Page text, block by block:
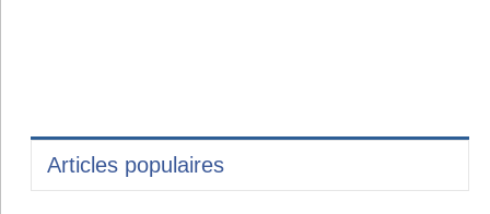
Articles populaires